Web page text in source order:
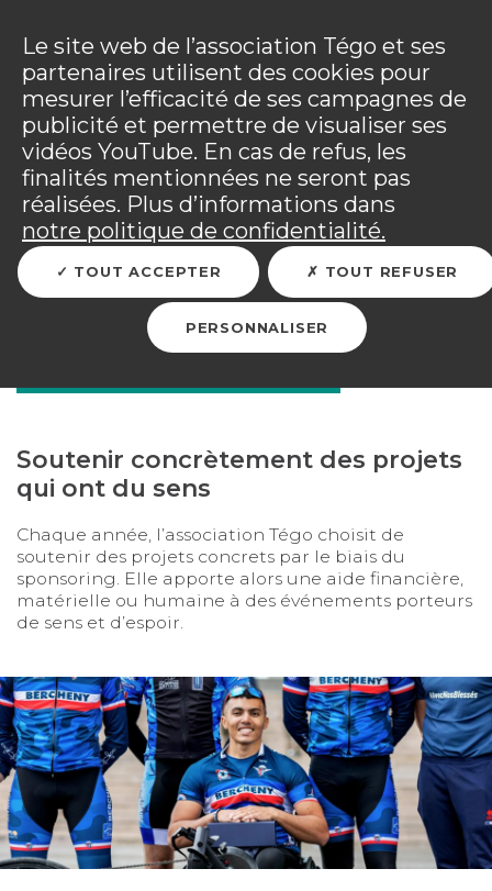
adhérents sinistrés et les personnels mobilisés.
Tous les détails dansvotre espace adhérent.
Vous êtes sur le site Tégo
RETOUR
Le sponsoring by
Soutenir concrètement des projets
qui ont du sens
Chaque année, l’association Tégo choisit de
soutenir des projets concrets par le biais du
sponsoring. Elle apporte alors une aide financière,
matérielle ou humaine à des événements porteurs
de sens et d’espoir.
Le site web de l’association Tégo et ses
partenaires utilisent des cookies pour
mesurer l’efficacité de ses campagnes de
publicité et permettre de visualiser ses
vidéos YouTube. En cas de refus, les
finalités mentionnées ne seront pas
réalisées. Plus d’informations dans
notre politique de confidentialité.
TOUT ACCEPTER TOUT REFUSER
PERSONNALISER